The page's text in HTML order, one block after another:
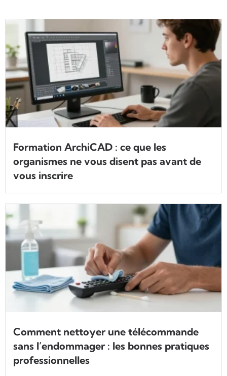
Formation ArchiCAD : ce que les
organismes ne vous disent pas avant de
vous inscrire
Comment nettoyer une télécommande
sans l’endommager : les bonnes pratiques
professionnelles